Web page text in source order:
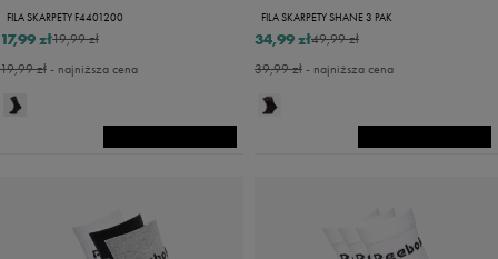
FILA SKARPETY F4401200
19,99 zł
17,99 zł
19,99 zł- najniższa cena
FILA SKARPETY SHANE 3 PAK
49,99 zł
34,99 zł
39,99 zł- najniższa cena